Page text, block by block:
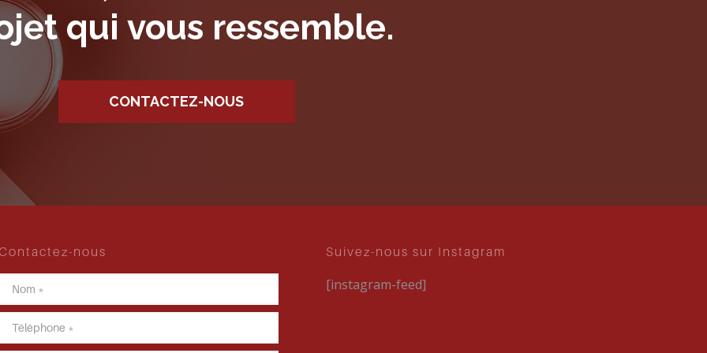
qui vous ressemble.
CONTACTEZ-NOUS
nous Suivez-nous sur Instagram
[instagram-feed]